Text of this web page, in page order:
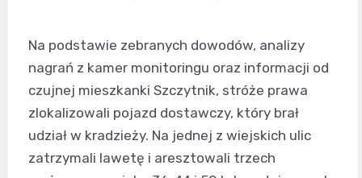
Na podstawie zebranych dowodów, analizy
nagrań z kamer monitoringu oraz informacji od
czujnej mieszkanki Szczytnik, stróże prawa
zlokalizowali pojazd dostawczy, który brał
udział w kradzieży. Na jednej z wiejskich ulic
zatrzymali lawetę i aresztowali trzech